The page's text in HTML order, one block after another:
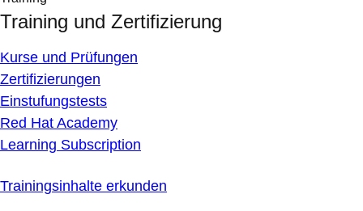
Training und Zertifizierung
Kurse und Prüfungen
Zertifizierungen
Einstufungstests
Red Hat Academy
Learning Subscription
Trainingsinhalte erkunden